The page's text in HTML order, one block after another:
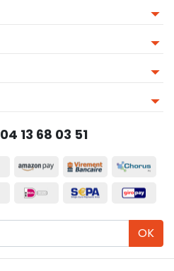
04 13 68 03 51
OK